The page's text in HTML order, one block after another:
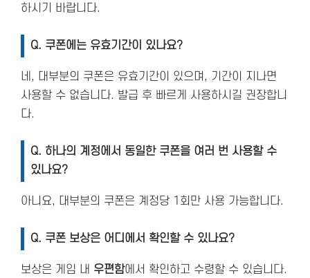
하시기 바랍니다.
Q. 쿠폰에는 유효기간이 있나요?
네, 대부분의 쿠폰은 유효기간이 있으며, 기간이 지나면
사용할 수 없습니다. 발급 후 빠르게 사용하시길 권장합니
다.
Q. 하나의 계정에서 동일한 쿠폰을 여러 번 사용할 수
있나요?
아니요, 대부분의 쿠폰은 계정당 1회만 사용 가능합니다.
Q. 쿠폰 보상은 어디에서 확인할 수 있나요?
보상은 게임 내 우편함에서 확인하고 수령할 수 있습니다.